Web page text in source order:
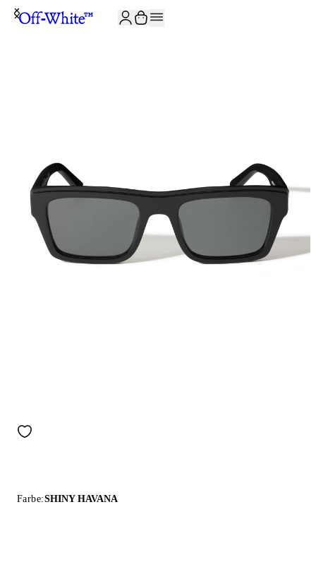
Farbe:SHINY HAVANA